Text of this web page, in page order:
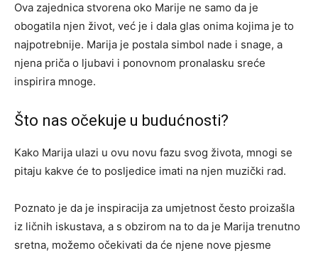
Ova zajednica stvorena oko Marije ne samo da je
obogatila njen život, već je i dala glas onima kojima je to
najpotrebnije. Marija je postala simbol nade i snage, a
njena priča o ljubavi i ponovnom pronalasku sreće
inspirira mnoge.
Što nas očekuje u budućnosti?
Kako Marija ulazi u ovu novu fazu svog života, mnogi se
pitaju kakve će to posljedice imati na njen muzički rad.
Poznato je da je inspiracija za umjetnost često proizašla
iz ličnih iskustava, a s obzirom na to da je Marija trenutno
sretna, možemo očekivati da će njene nove pjesme